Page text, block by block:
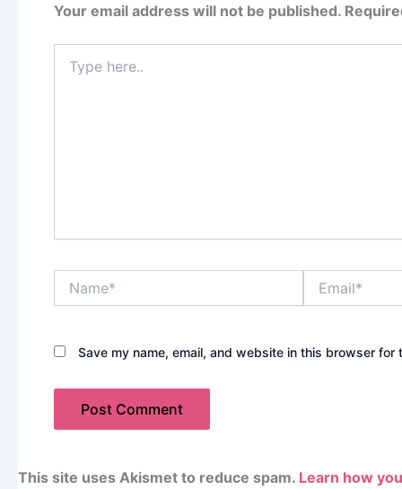
Your email address will not be published.
here..
Save my name, email, and website in this browser for
This site uses Akismet to reduce spam. Learn how